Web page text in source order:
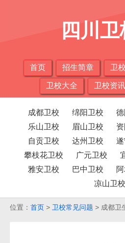
四川卫
首页 招生简章 卫
卫校大全 卫校资讯
成都卫校 绵阳卫校
乐山卫校
眉山卫校
自贡卫校
达州卫校
攀枝花卫校
广元卫校
雅安卫校
巴中卫校
凉山卫校
位置： 首页 > 卫校常见问题 > 成都卫